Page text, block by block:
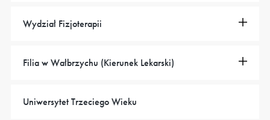
Wydział Fizjoterapii
Filia w Wałbrzychu (Kierunek Lekarski)
Uniwersytet Trzeciego Wieku